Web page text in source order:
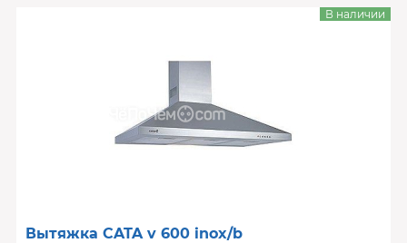
Вытяжка CATA v 600 inox/b
В наличии